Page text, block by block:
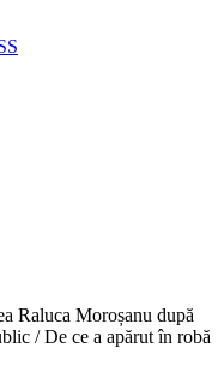
Raluca Moroșanu după
/ De ce a apărut în robă